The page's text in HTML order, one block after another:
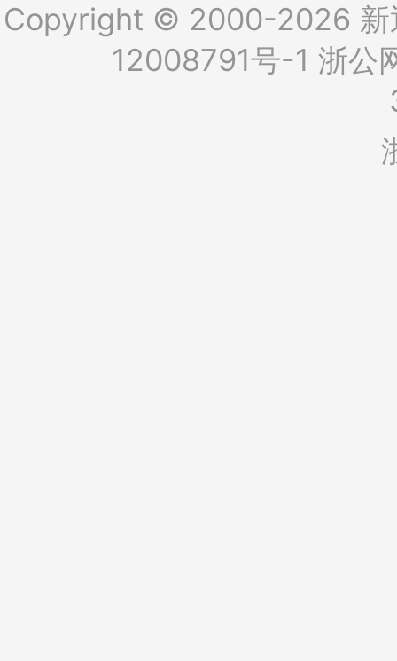
Copyright © 2000-2026 新
12008791号-1 浙公